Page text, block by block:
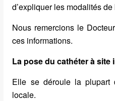
d’expliquer les modalités
Nous remercions le
ces informations.
La pose du cathéter à site
Elle se déroule la plupart
locale.